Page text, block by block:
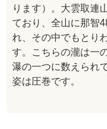
ります）。大雲取連
ており、全山に那智
れ、その中でもとり
す。こちらの瀧は一
瀑の一つに数えられ
姿は圧巻です。